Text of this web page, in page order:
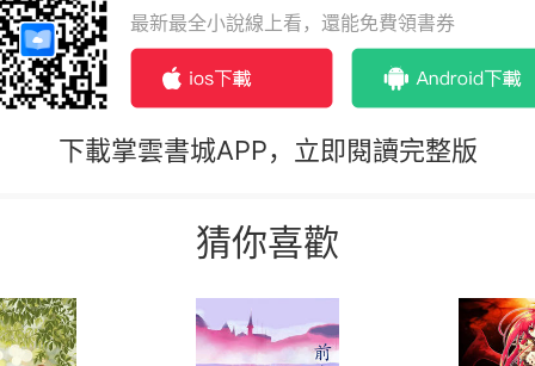
最新最全小說線上看，還能免費領書券
下載掌雲書城APP，立即閱讀完整版
猜你喜歡